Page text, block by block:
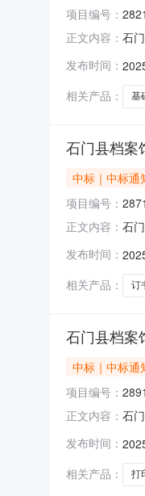
项目编号：
正文内容： 石
市
发布时间：
相关产品：
基
石门县档案
中标｜中标通
项目编号：
正文内容： 石
起
发布时间：
相关产品：
订
石门县档案
中标｜中标通
项目编号：
正文内容： 石
门
发布时间：
相关产品：
打